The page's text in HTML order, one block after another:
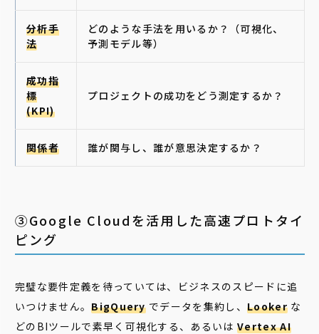
分析手
法
どのような手法を用いるか？（可視化、
予測モデル等）
成功指
標
(KPI)
プロジェクトの成功をどう測定するか？
関係者 誰が関与し、誰が意思決定するか？
③Google Cloudを活用した高速プロトタイ
ピング
完璧な要件定義を待っていては、ビジネスのスピードに追
いつけません。BigQueryでデータを集約し、Lookerな
どのBIツールで素早く可視化する、あるいはVertex AI